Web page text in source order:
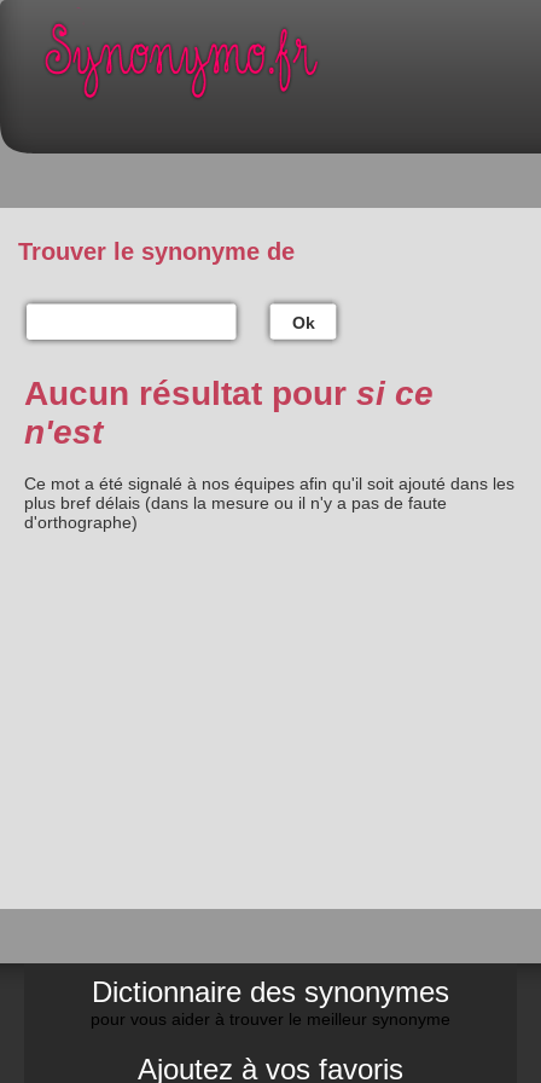
Trouver le synonyme de
Ok
Aucun résultat pour si ce
n'est
Ce mot a été signalé à nos équipes afin qu'il soit ajouté dans les
plus bref délais (dans la mesure ou il n'y a pas de faute
d'orthographe)
Dictionnaire des synonymes
pour vous aider à trouver le meilleur synonyme
Ajoutez à vos favoris